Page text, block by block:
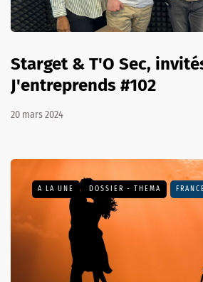
Starget & T'O Sec,
J'entreprends #102
20 mars 2024
A LA UNE DOSSIER - THEMA